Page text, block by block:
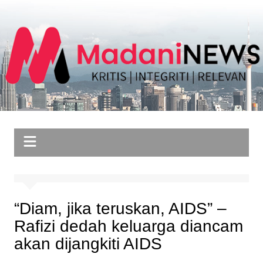
content
“Diam, jika teruskan, AIDS” –
Rafizi dedah keluarga diancam
akan dijangkiti AIDS